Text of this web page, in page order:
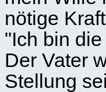
nötige
"Ich bin
Der Vater
Stellung